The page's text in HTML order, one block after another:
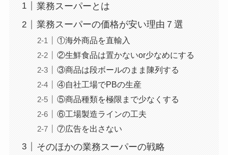
業務スーパーとは
業務スーパーの価格が安い理由７選
①海外商品を直輸入
②生鮮食品は置かないor少なめにする
③商品は段ボールのまま陳列する
④自社工場でPBの生産
⑤商品種類を極限まで少なくする
⑥工場製造ラインの工夫
⑦広告を出さない
そのほかの業務スーパーの戦略